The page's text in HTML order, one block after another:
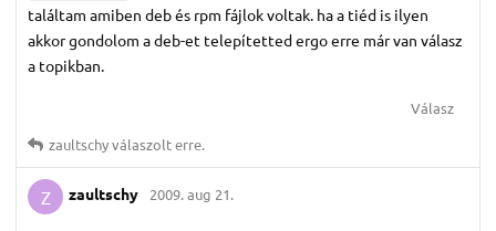
találtam amiben deb és rpm fájlok voltak. ha a tiéd is ilyen
akkor gondolom a deb-et telepítetted ergo erre már van válasz
a topikban.
Válasz
zaultschyválaszolt erre.
Z zaultschy 2009. aug 21.